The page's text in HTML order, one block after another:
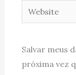
Website
Salvar meus
próxima vez